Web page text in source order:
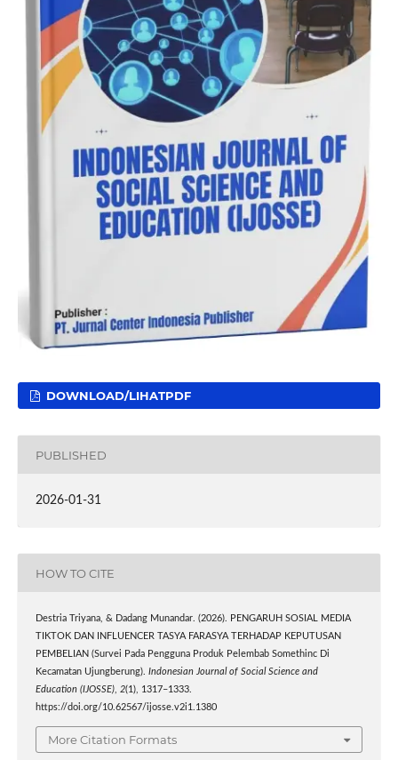
DOWNLOAD/LIHATPDF
PUBLISHED
2026-01-31
HOW TO CITE
Destria Triyana, & Dadang Munandar. (2026). PENGARUH SOSIAL MEDIA
TIKTOK DAN INFLUENCER TASYA FARASYA TERHADAP KEPUTUSAN
PEMBELIAN (Survei Pada Pengguna Produk Pelembab Somethinc Di
Kecamatan Ujungberung). Indonesian Journal of Social Science and
Education (IJOSSE), 2(1), 1317–1333.
https://doi.org/10.62567/ijosse.v2i1.1380
More Citation Formats